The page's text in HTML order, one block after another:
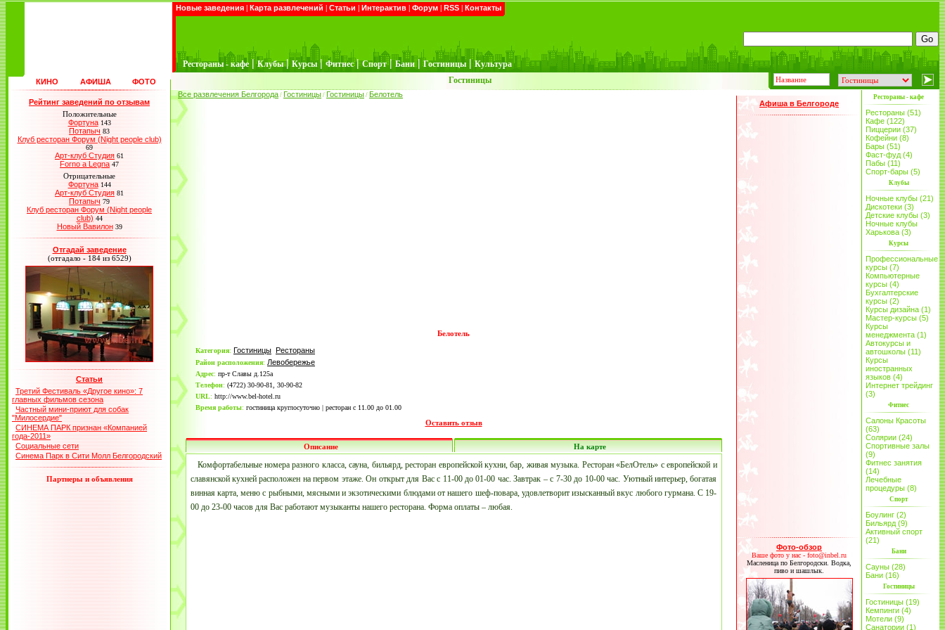
Новые заведения | Карта развлечений | Статьи | Интерактив | Форум | RSS | Контакты
Рестораны - кафе | Клубы | Курсы | Фитнес | Спорт | Бани | Гостиницы | Культура
КИНО АФИША ФОТО Гостиницы
Рейтинг заведений по отзывам
Положительные
Фортуна 143
Потапыч 83
Клуб ресторан Форум (Night people club)
69
Арт-клуб Студия 61
Forno a Legna 47
Отрицательные
Фортуна 144
Арт-клуб Студия 81
Потапыч 79
Клуб ресторан Форум (Night people
club) 44
Новый Вавилон 39
Отгадай заведение
(отгадало - 184 из 6529)
Статьи
Третий Фестиваль «Другое кино»: 7
главных фильмов сезона
Частный мини-приют для собак
"Милосердие"
СИНЕМА ПАРК признан «Компанией
года-2011»
Социальные сети
Синема Парк в Сити Молл Белгородский
Партнеры и объявления
Все развлечения Белгорода / Гостиницы / Гостиницы / Белотель
Белотель
Категория: Гостиницы Рестораны
Район расположения: Левобережье
Адрес: пр-т Славы д.125а
Телефон: (4722) 30-90-81, 30-90-82
URL: http://www.bel-hotel.ru
Время работы: гостиница круглосуточно | ресторан с 11.00 до 01.00
Оставить отзыв
Описание На карте
Комфортабельные номера разного класса, сауна, бильярд, ресторан европейской кухни, бар, живая музыка. Ресторан «БелОтель» с европейской и
славянской кухней расположен на первом этаже. Он открыт для Вас с 11-00 до 01-00 час. Завтрак – с 7-30 до 10-00 час. Уютный интерьер, богатая
винная карта, меню с рыбными, мясными и экзотическими блюдами от нашего шеф-повара, удовлетворит изысканный вкус любого гурмана. С 19-
00 до 23-00 часов для Вас работают музыканты нашего ресторана. Форма оплаты – любая.
Афиша в Белгороде
Фото-обзор
Ваше фото у нас - foto@inbel.ru
Масленица по Белгородски. Водка,
пиво и шашлык.
Рестораны - кафе
Рестораны (51)
Кафе (122)
Пиццерии (37)
Кофейни (8)
Бары (51)
Фаст-фуд (4)
Пабы (11)
Спорт-бары (5)
Клубы
Ночные клубы (21)
Дискотеки (3)
Детские клубы (3)
Ночные клубы
Харькова (3)
Курсы
Профессиональные
курсы (7)
Компьютерные
курсы (4)
Бухгалтерские
курсы (2)
Курсы дизайна (1)
Мастер-курсы (5)
Курсы
менеджмента (1)
Автокурсы и
автошколы (11)
Курсы
иностранных
языков (4)
Интернет трейдинг
(3)
Фитнес
Салоны Красоты
(63)
Солярии (24)
Спортивные залы
(9)
Фитнес занятия
(14)
Лечебные
процедуры (8)
Спорт
Боулинг (2)
Бильярд (9)
Активный спорт
(21)
Бани
Сауны (28)
Бани (16)
Гостиницы
Гостиницы (19)
Кемпинги (4)
Мотели (9)
Санатории (1)